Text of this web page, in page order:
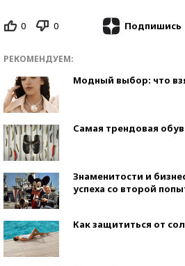
0 0 Подпишись
РЕКОМЕНДУЕМ:
Модный выбор: что
Самая трендовая
Знаменитости и
успеха со второй
Как защититься от